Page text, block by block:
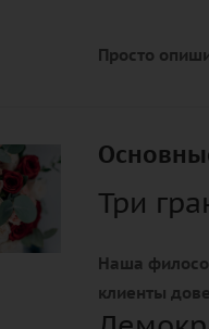
Просто
Три
Наша
клиенты